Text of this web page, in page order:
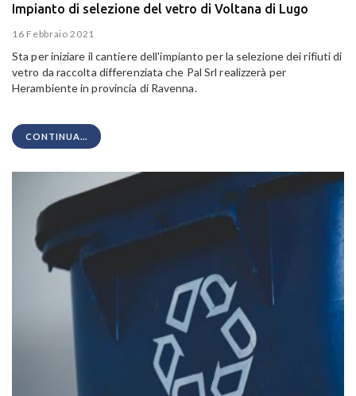
Impianto di selezione del vetro di Voltana di Lugo
16 Febbraio 2021
Sta per iniziare il cantiere dell'impianto per la selezione dei rifiuti di
vetro da raccolta differenziata che Pal Srl realizzerà per
Herambiente in provincia di Ravenna.
CONTINUA...